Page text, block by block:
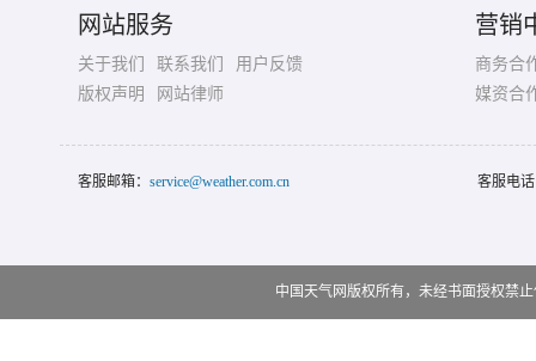
网站服务
关于我们 联系我们
用户反馈
版权声明
网站律师
营销
商务合
媒资合
客服邮箱： service@weather.com.cn 客服电
中国天气网版权所有，未经书面授权